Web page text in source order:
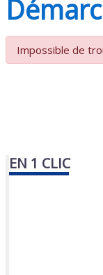
Impossible de
EN 1 CLIC